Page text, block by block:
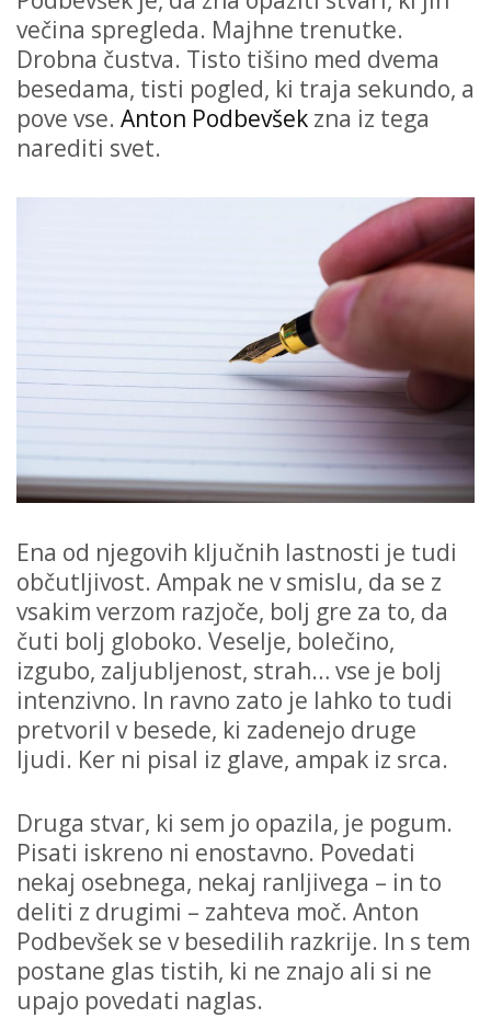
večina spregleda. Majhne trenutke.
Drobna čustva. Tisto tišino med dvema
besedama, tisti pogled, ki traja sekundo, a
pove vse. Anton Podbevšek zna iz tega
narediti svet.
Ena od njegovih ključnih lastnosti je tudi
občutljivost. Ampak ne v smislu, da se z
vsakim verzom razjoče, bolj gre za to, da
čuti bolj globoko. Veselje, bolečino,
izgubo, zaljubljenost, strah… vse je bolj
intenzivno. In ravno zato je lahko to tudi
pretvoril v besede, ki zadenejo druge
ljudi. Ker ni pisal iz glave, ampak iz srca.
Druga stvar, ki sem jo opazila, je pogum.
Pisati iskreno ni enostavno. Povedati
nekaj osebnega, nekaj ranljivega – in to
deliti z drugimi – zahteva moč. Anton
Podbevšek se v besedilih razkrije. In s tem
postane glas tistih, ki ne znajo ali si ne
upajo povedati naglas.